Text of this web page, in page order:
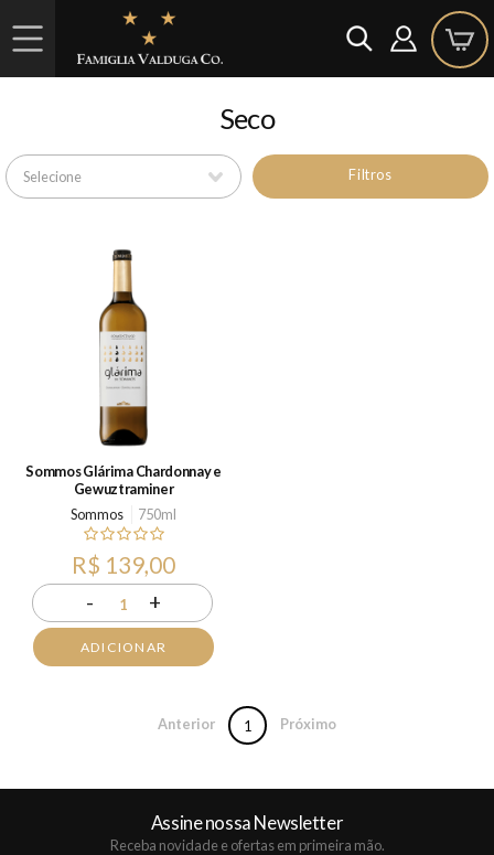
Seco
Filtros
Sommos Glárima Chardonnay e
Gewuztraminer
Sommos
750ml
R$ 139,00
- 1 +
ADICIONAR
Anterior 1 Próximo
Assine nossa Newsletter
Receba novidade e ofertas em primeira mão.